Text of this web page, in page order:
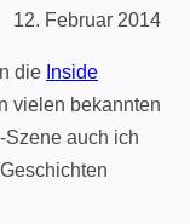
12. Februar 2014
die Inside
vielen bekannten
auch ich